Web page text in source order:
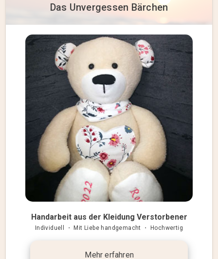
Das Unvergessen Bärchen
Handarbeit aus der Kleidung Verstorbener
Individuell ・ Mit Liebe handgemacht ・ Hochwertig
Mehr erfahren